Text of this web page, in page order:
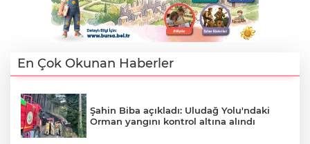
En Çok Okunan Haberler
Şahin Biba açıkladı: Uludağ Yolu'ndaki
Orman yangını kontrol altına alındı